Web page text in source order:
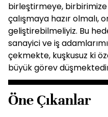
birleştirmeye,
çalışmaya hazır olmalı,
geliştirebilmeliyiz. Bu
sanayici ve iş
çekmekte, kuşkusuz ki
büyük görev
Öne Çıkanlar